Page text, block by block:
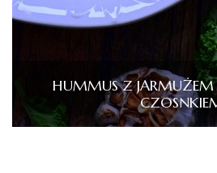
HUMMUS Z